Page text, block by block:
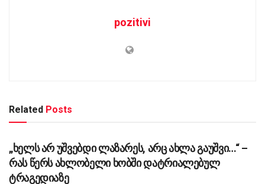
pozitivi
Related Posts
ᲡᲐᲖᲝᲒᲐᲓᲝᲔᲑᲐ
„ხელს არ უშვებდი ლაზარეს, არც ახლა გაუშვი…“ –
რას წერს ახლობელი ხობში დატრიალებულ
ტრაგედიაზე